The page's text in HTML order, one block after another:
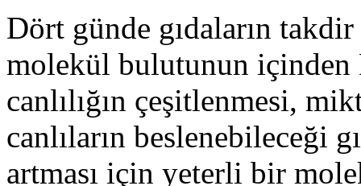
Dört günde gıdaların
molekül bulutunun içinden
canlılığın çeşitlenmesi,
canlıların beslenebileceği
artması için yeterli bir